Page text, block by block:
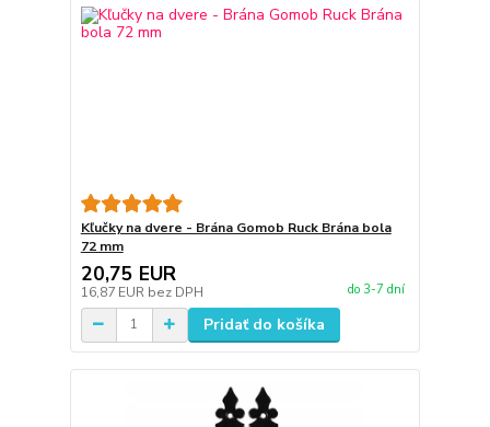
Kľučky na dvere - Brána Gomob Ruck Brána bola
72 mm
20,75 EUR
16,87 EUR bez DPH do 3-7 dní
Pridať do košíka